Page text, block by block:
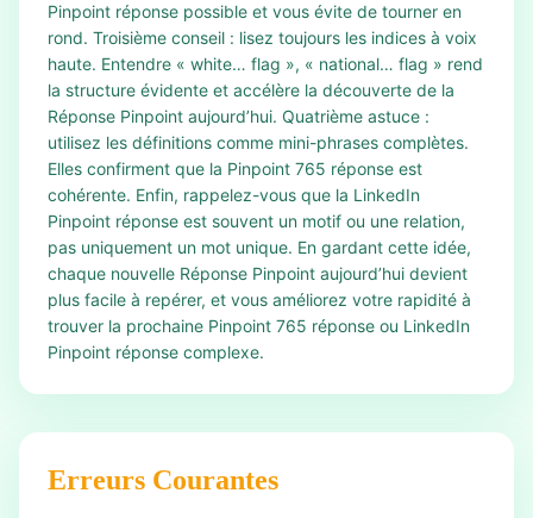
Pinpoint réponse possible et vous évite de tourner en
rond. Troisième conseil : lisez toujours les indices à voix
haute. Entendre « white… flag », « national… flag » rend
la structure évidente et accélère la découverte de la
Réponse Pinpoint aujourd’hui. Quatrième astuce :
utilisez les définitions comme mini-phrases complètes.
Elles confirment que la Pinpoint 765 réponse est
cohérente. Enfin, rappelez-vous que la LinkedIn
Pinpoint réponse est souvent un motif ou une relation,
pas uniquement un mot unique. En gardant cette idée,
chaque nouvelle Réponse Pinpoint aujourd’hui devient
plus facile à repérer, et vous améliorez votre rapidité à
trouver la prochaine Pinpoint 765 réponse ou LinkedIn
Pinpoint réponse complexe.
Erreurs Courantes